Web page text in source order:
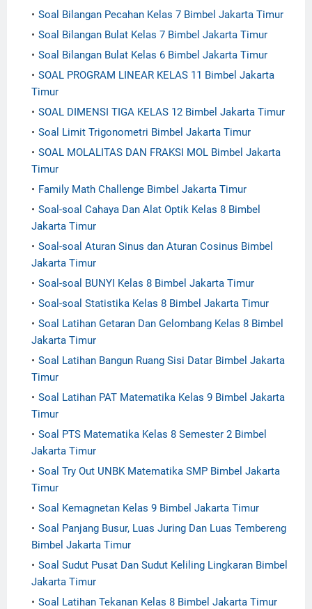
Soal Bilangan Pecahan Kelas 7 Bimbel Jakarta Timur
Soal Bilangan Bulat Kelas 7 Bimbel Jakarta Timur
Soal Bilangan Bulat Kelas 6 Bimbel Jakarta Timur
SOAL PROGRAM LINEAR KELAS 11 Bimbel Jakarta
Timur
SOAL DIMENSI TIGA KELAS 12 Bimbel Jakarta Timur
Soal Limit Trigonometri Bimbel Jakarta Timur
SOAL MOLALITAS DAN FRAKSI MOL Bimbel Jakarta
Timur
Family Math Challenge Bimbel Jakarta Timur
Soal-soal Cahaya Dan Alat Optik Kelas 8 Bimbel
Jakarta Timur
Soal-soal Aturan Sinus dan Aturan Cosinus Bimbel
Jakarta Timur
Soal-soal BUNYI Kelas 8 Bimbel Jakarta Timur
Soal-soal Statistika Kelas 8 Bimbel Jakarta Timur
Soal Latihan Getaran Dan Gelombang Kelas 8 Bimbel
Jakarta Timur
Soal Latihan Bangun Ruang Sisi Datar Bimbel Jakarta
Timur
Soal Latihan PAT Matematika Kelas 9 Bimbel Jakarta
Timur
Soal PTS Matematika Kelas 8 Semester 2 Bimbel
Jakarta Timur
Soal Try Out UNBK Matematika SMP Bimbel Jakarta
Timur
Soal Kemagnetan Kelas 9 Bimbel Jakarta Timur
Soal Panjang Busur, Luas Juring Dan Luas Tembereng
Bimbel Jakarta Timur
Soal Sudut Pusat Dan Sudut Keliling Lingkaran Bimbel
Jakarta Timur
Soal Latihan Tekanan Kelas 8 Bimbel Jakarta Timur